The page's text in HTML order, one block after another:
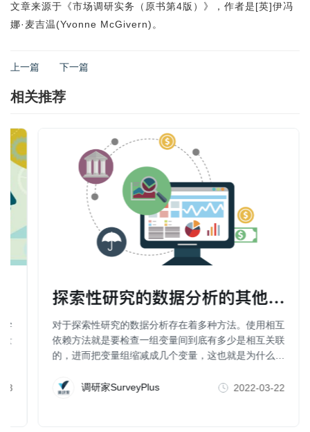
文章来源于《市场调研实务（原书第4版）》，作者是[英]伊冯
娜·麦吉温(Yvonne McGivern)。
上一篇 下一篇
相关推荐
学
量
探索性研究的数据分析的其他方法（
对于探索性研究的数据分析存在着多种方法。使用相互
依赖方法就是要检查一组变量间到底有多少是相互关联
的，进而把变量组缩减成几个变量，这也就是为什么一
化方法。调研家SurveyPlus 2022-03-22